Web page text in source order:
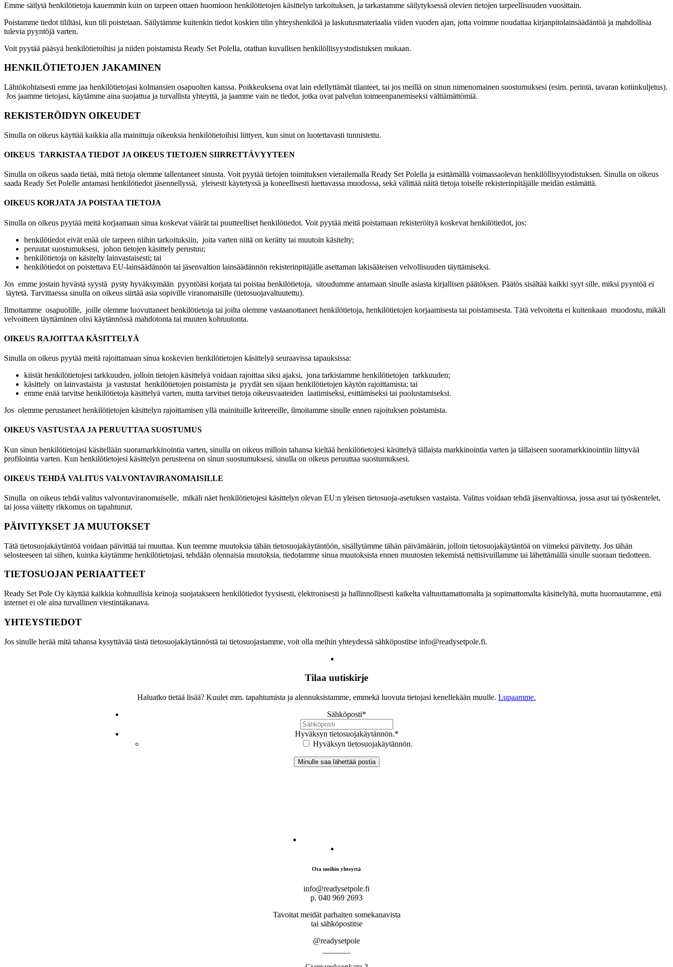
Emme säilytä henkilötietoja kauemmin kuin on tarpeen ottaen huomioon henkilötietojen käsittelyn tarkoituksen, ja tarkastamme säilytyksessä olevien tietojen tarpeellisuuden vuosittain.
Poistamme tiedot tililtäsi, kun tili poistetaan. Säilytämme kuitenkin tiedot koskien tilin yhteyshenkilöä ja laskutusmateriaalia viiden vuoden ajan, jotta voimme noudattaa kirjanpitolainsäädäntöä ja mahdollisia
tulevia pyyntöjä varten.
Voit pyytää pääsyä henkilötietoihisi ja niiden poistamista Ready Set Polella, otathan kuvallisen henkilöllisyystodistuksen mukaan.
HENKILÖTIETOJEN JAKAMINEN
Lähtökohtaisesti emme jaa henkilötietojasi kolmansien osapuolten kanssa. Poikkeuksena ovat lain edellyttämät tilanteet, tai jos meillä on sinun nimenomainen suostumuksesi (esim. perintä, tavaran kotiinkuljetus).
Jos jaamme tietojasi, käytämme aina suojattua ja turvallista yhteyttä, ja jaamme vain ne tiedot, jotka ovat palvelun toimeenpanemiseksi välttämättömiä.
REKISTERÖIDYN OIKEUDET
Sinulla on oikeus käyttää kaikkia alla mainittuja oikeuksia henkilötietoihisi liittyen, kun sinut on luotettavasti tunnistettu.
OIKEUS TARKISTAA TIEDOT JA OIKEUS TIETOJEN SIIRRETTÄVYYTEEN
Sinulla on oikeus saada tietää, mitä tietoja olemme tallentaneet sinusta. Voit pyytää tietojen toimituksen vierailemalla Ready Set Polella ja esittämällä voimassaolevan henkilöllisyytodistuksen. Sinulla on oikeus
saada Ready Set Polelle antamasi henkilötiedot jäsennellyssä, yleisesti käytetyssä ja koneellisesti luettavassa muodossa, sekä välittää näitä tietoja toiselle rekisterinpitäjälle meidän estämättä.
OIKEUS KORJATA JA POISTAA TIETOJA
Sinulla on oikeus pyytää meitä korjaamaan sinua koskevat väärät tai puutteelliset henkilötiedot. Voit pyytää meitä poistamaan rekisteröityä koskevat henkilötiedot, jos:
henkilötiedot eivät enää ole tarpeen niihin tarkoituksiin, joita varten niitä on kerätty tai muutoin käsitelty;
peruutat suostumuksesi, johon tietojen käsittely perustuu;
henkilötietoja on käsitelty lainvastaisesti; tai
henkilötiedot on poistettava EU-lainsäädännön tai jäsenvaltion lainsäädännön rekisterinpitäjälle asettaman lakisääteisen velvollisuuden täyttämiseksi.
Jos emme jostain hyvästä syystä pysty hyväksymään pyyntöäsi korjata tai poistaa henkilötietoja, sitoudumme antamaan sinulle asiasta kirjallisen päätöksen. Päätös sisältää kaikki syyt sille, miksi pyyntöä ei
täytetä. Tarvittaessa sinulla on oikeus siirtää asia sopiville viranomaisille (tietosuojavaltuutettu).
Ilmoitamme osapuolille, joille olemme luovuttaneet henkilötietoja tai joilta olemme vastaanottaneet henkilötietoja, henkilötietojen korjaamisesta tai poistamisesta. Tätä velvoitetta ei kuitenkaan muodostu, mikäli
velvoitteen täyttäminen olisi käytännössä mahdotonta tai muuten kohtuutonta.
OIKEUS RAJOITTAA KÄSITTELYÄ
Sinulla on oikeus pyytää meitä rajoittamaan sinua koskevien henkilötietojen käsittelyä seuraavissa tapauksissa:
kiistät henkilötietojesi tarkkuuden, jolloin tietojen käsittelyä voidaan rajoittaa siksi ajaksi, jona tarkistamme henkilötietojen tarkkuuden;
käsittely on lainvastaista ja vastustat henkilötietojen poistamista ja pyydät sen sijaan henkilötietojen käytön rajoittamista; tai
emme enää tarvitse henkilötietoja käsittelyä varten, mutta tarvitset tietoja oikeusvaateiden laatimiseksi, esittämiseksi tai puolustamiseksi.
Jos olemme perustaneet henkilötietojen käsittelyn rajoittamisen yllä mainituille kriteereille, ilmoitamme sinulle ennen rajoituksen poistamista.
OIKEUS VASTUSTAA JA PERUUTTAA SUOSTUMUS
Kun sinun henkilötietojasi käsitellään suoramarkkinointia varten, sinulla on oikeus milloin tahansa kieltää henkilötietojesi käsittelyä tällaista markkinointia varten ja tällaiseen suoramarkkinointiin liittyvää
profilointia varten. Kun henkilötietojesi käsittelyn perusteena on sinun suostumuksesi, sinulla on oikeus peruuttaa suostumuksesi.
OIKEUS TEHDÄ VALITUS VALVONTAVIRANOMAISILLE
Sinulla on oikeus tehdä valitus valvontaviranomaiselle, mikäli näet henkilötietojesi käsittelyn olevan EU:n yleisen tietosuoja-asetuksen vastaista. Valitus voidaan tehdä jäsenvaltiossa, jossa asut tai työskentelet,
tai jossa väitetty rikkomus on tapahtunut.
PÄIVITYKSET JA MUUTOKSET
Tätä tietosuojakäytäntöä voidaan päivittää tai muuttaa. Kun teemme muutoksia tähän tietosuojakäytäntöön, sisällytämme tähän päivämäärän, jolloin tietosuojakäytäntöä on viimeksi päivitetty. Jos tähän
selosteeseen tai siihen, kuinka käytämme henkilötietojasi, tehdään olennaisia muutoksia, tiedotamme sinua muutoksista ennen muutosten tekemistä nettisivuillamme tai lähettämällä sinulle suoraan tiedotteen.
TIETOSUOJAN PERIAATTEET
Ready Set Pole Oy käyttää kaikkia kohtuullisia keinoja suojatakseen henkilötiedot fyysisesti, elektronisesti ja hallinnollisesti kaikelta valtuuttamattomalta ja sopimattomalta käsittelyltä, mutta huomautamme, että
internet ei ole aina turvallinen viestintäkanava.
YHTEYSTIEDOT
Jos sinulle herää mitä tahansa kysyttävää tästä tietosuojakäytännöstä tai tietosuojastamme, voit olla meihin yhteydessä sähköpostitse info@readysetpole.fi.
Tilaa uutiskirje
Haluatko tietää lisää? Kuulet mm. tapahtumista ja alennuksistamme, emmekä luovuta tietojasi kenellekään muulle. Lupaamme.
Sähköposti*
Hyväksyn tietosuojakäytännön.*
Hyväksyn tietosuojakäytännön.
Ota meihin yhteyttä
info@readysetpole.fi
p. 040 969 2693
Tavoitat meidät parhaiten somekanavista
tai sähköpostitse
@readysetpole